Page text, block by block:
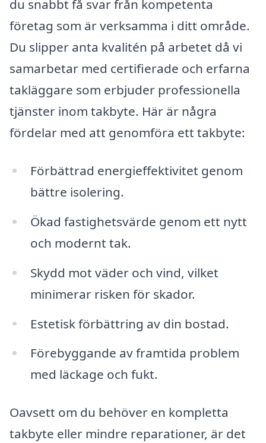
du snabbt få svar från kompetenta
företag som är verksamma i ditt område.
Du slipper anta kvalitén på arbetet då vi
samarbetar med certifierade och erfarna
takläggare som erbjuder professionella
tjänster inom takbyte. Här är några
fördelar med att genomföra ett takbyte:
Förbättrad energieffektivitet genom
bättre isolering.
Ökad fastighetsvärde genom ett nytt
och modernt tak.
Skydd mot väder och vind, vilket
minimerar risken för skador.
Estetisk förbättring av din bostad.
Förebyggande av framtida problem
med läckage och fukt.
Oavsett om du behöver en kompletta
takbyte eller mindre reparationer, är det